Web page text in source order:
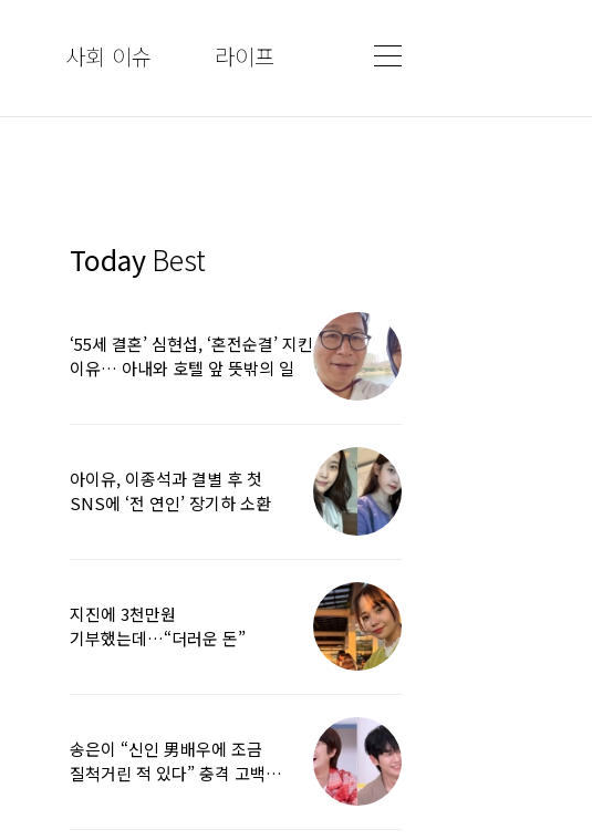
사회 이슈 라이프
Today Best
‘55세 결혼’ 심현섭, ‘혼전순결’ 지킨
이유… 아내와 호텔 앞 뜻밖의 일
아이유, 이종석과 결별 후 첫
SNS에 ‘전 연인’ 장기하 소환
지진에 3천만원
기부했는데…“더러운 돈”
송은이 “신인 男배우에 조금
질척거린 적 있다” 충격 고백…